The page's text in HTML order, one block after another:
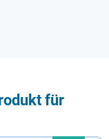
für